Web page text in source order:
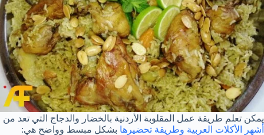
يمكن تعلم طريقة عمل المقلوبة الأردنية بالخضار والدجاج التي تعد من
أشهر الأكلات العربية وطريقة تحضيرها بشكل مبسط وواضح هي: